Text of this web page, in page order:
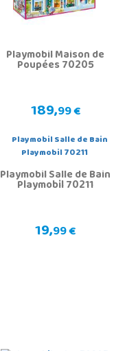
Playmobil Maison de
Poupées 70205
189,99 €
Playmobil Salle de Bain
Playmobil 70211
19,99 €